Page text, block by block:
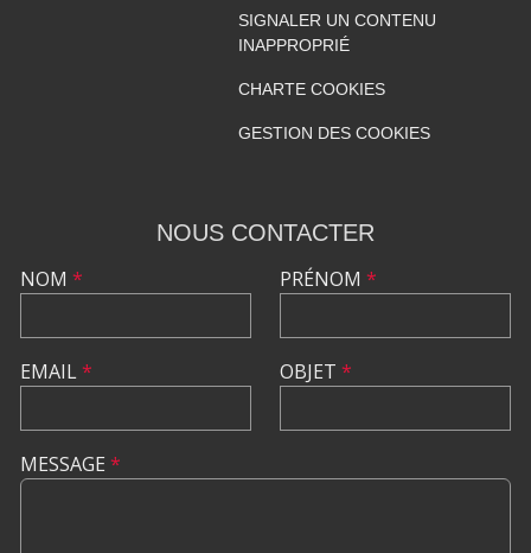
SIGNALER UN CONTENU
INAPPROPRIÉ
CHARTE COOKIES
GESTION DES COOKIES
NOUS CONTACTER
NOM *
EMAIL*
PRÉNOM *
OBJET *
MESSAGE *